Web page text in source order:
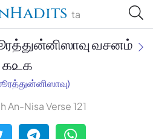
ta
வசனம்
௧௨௧
An-Nisa Verse 121